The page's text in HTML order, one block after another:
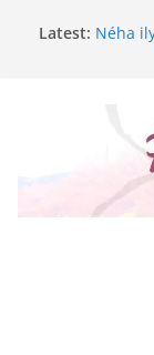
Latest: Néha
A